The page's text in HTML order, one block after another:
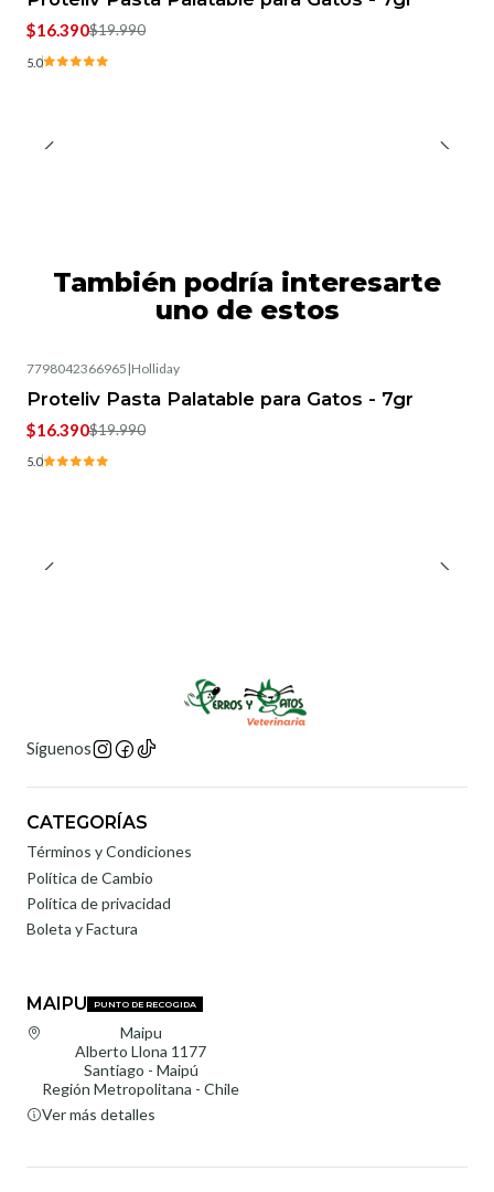
$16.390$19.990
5.0
También podría interesarte
uno de estos
7798042366965 |Holliday
Proteliv Pasta Palatable para Gatos - 7gr
$16.390$19.990
5.0
Síguenos
CATEGORÍAS
Términos y Condiciones
Política de Cambio
Política de privacidad
Boleta y Factura
MAIPU PUNTO DE RECOGIDA
Maipu
Alberto Llona 1177
Santiago - Maipú
Región Metropolitana - Chile
Ver más detalles